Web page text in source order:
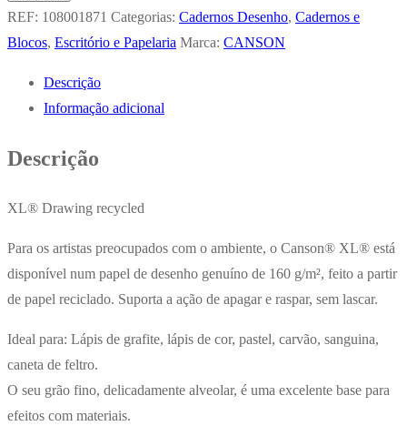
Bloco
Espiralado
Recycle
160gr
REF: 108001871 Categorias: Cadernos Desenho, Cadernos e
Blocos, Escritório e Papelaria Marca: CANSON
Descrição
Informação adicional
Descrição
XL® Drawing recycled
Para os artistas preocupados com o ambiente, o Canson® XL® está
disponível num papel de desenho genuíno de 160 g/m², feito a partir
de papel reciclado. Suporta a ação de apagar e raspar, sem lascar.
Ideal para: Lápis de grafite, lápis de cor, pastel, carvão, sanguina,
caneta de feltro.
O seu grão fino, delicadamente alveolar, é uma excelente base para
efeitos com materiais.